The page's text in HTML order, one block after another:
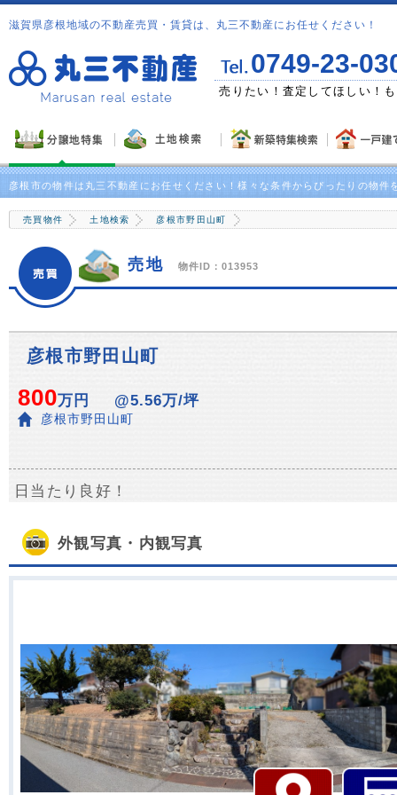
滋賀県彦根地域の不動産売買・賃貸は、丸三不動産にお任せください！
0749-23-
ント！ 売りたい！査定してほしい！
彦根市の物件は丸三不動産にお任せください！様々な条件からぴったりの物件
売買物件 土地検索 彦根市野田山町
売地 物件ID：013953
彦根市野田山町
800万円 @5.56万/坪
彦根市野田山町
日当たり良好！
外観写真・内観写真